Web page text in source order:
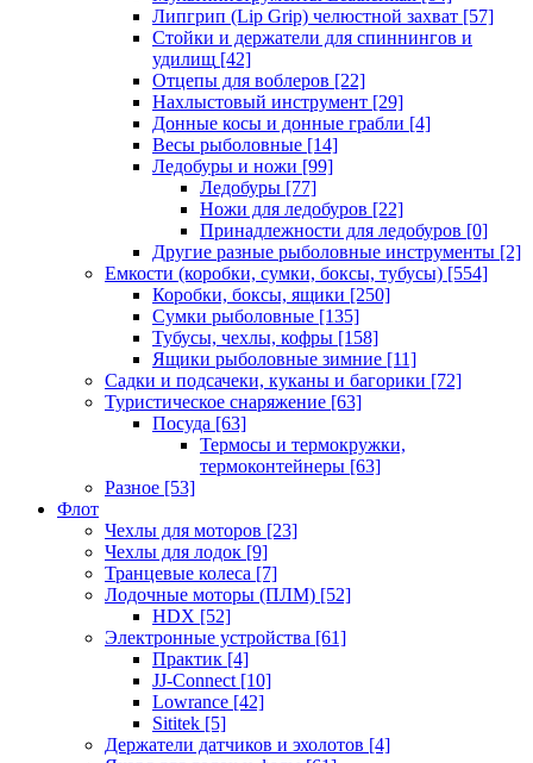
Липгрип (Lip Grip) челюстной захват [57]
Стойки и держатели для спиннингов и
удилищ [42]
Отцепы для воблеров [22]
Нахлыстовый инструмент [29]
Донные косы и донные грабли [4]
Весы рыболовные [14]
Ледобуры и ножи [99]
Ледобуры [77]
Ножи для ледобуров [22]
Принадлежности для ледобуров [0]
Другие разные рыболовные инструменты [2]
Емкости (коробки, сумки, боксы, тубусы) [554]
Коробки, боксы, ящики [250]
Сумки рыболовные [135]
Тубусы, чехлы, кофры [158]
Ящики рыболовные зимние [11]
Садки и подсачеки, куканы и багорики [72]
Туристическое снаряжение [63]
Посуда [63]
Термосы и термокружки,
термоконтейнеры [63]
Разное [53]
Флот
Чехлы для моторов [23]
Чехлы для лодок [9]
Транцевые колеса [7]
Лодочные моторы (ПЛМ) [52]
HDX [52]
Электронные устройства [61]
Практик [4]
JJ-Connect [10]
Lowrance [42]
Sititek [5]
Держатели датчиков и эхолотов [4]